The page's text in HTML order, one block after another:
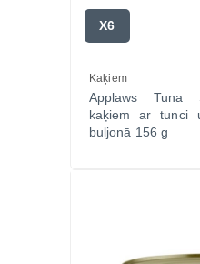
X6
Kaķiem
Applaws Tuna
kaķiem ar tunci
buljonā 156 g